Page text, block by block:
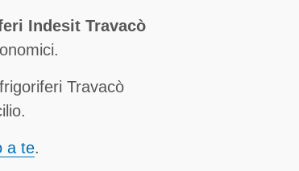
Indesit Travacò
Travacò
a te.